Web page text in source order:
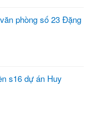
phòng số 23 Đặng
s16 dự án Huy